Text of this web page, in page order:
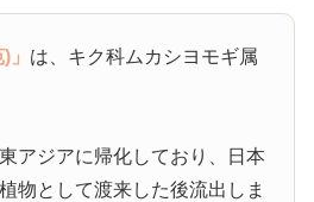
は、キク科ムカシヨモギ属
アジアに帰化しており、日本
物として渡来した後流出しま